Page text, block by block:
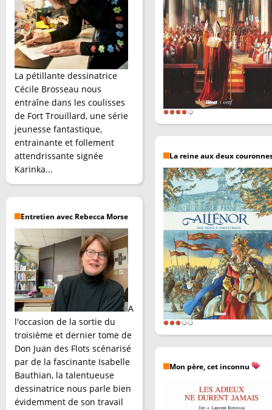
La pétillante dessinatrice
Cécile Brosseau nous
entraîne dans les coulisses
de Fort Trouillard, une série
jeunesse fantastique,
entrainante et follement
attendrissante signée
Karinka...
Entretien avec Rebecca Morse
A
l'occasion de la sortie du
troisième et dernier tome de
Don Juan des Flots scénarisé
par de la fascinante Isabelle
Bauthian, la talentueuse
dessinatrice nous parle bien
évidemment de son travail
La reine aux deux
Mon père, cet inconnu